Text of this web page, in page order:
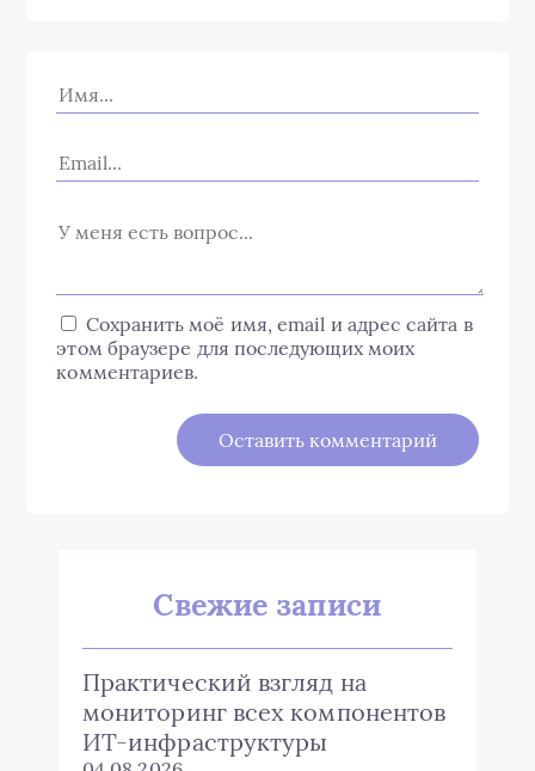
Сохранить моё имя, email и адрес сайта в
этом браузере для последующих моих
комментариев.
Свежие записи
Практический взгляд на
мониторинг всех компонентов
ИТ-инфраструктуры